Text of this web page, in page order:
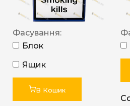
Фасування:
Блок
Ящик
В Кошик